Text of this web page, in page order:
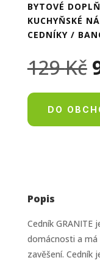
BYTOVÉ
KUCHYŇSKÉ
CEDNÍKY/
129Kč
DO
Popis
Cedník GRANITE
domácnosti a
zavěšení. Cedník